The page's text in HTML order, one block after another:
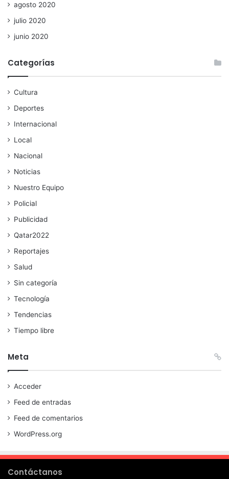
agosto 2020
julio 2020
junio 2020
Categorías
Cultura
Deportes
Internacional
Local
Nacional
Noticias
Nuestro Equipo
Policial
Publicidad
Qatar2022
Reportajes
Salud
Sin categoría
Tecnología
Tendencias
Tiempo libre
Meta
Acceder
Feed de entradas
Feed de comentarios
WordPress.org
Contáctanos